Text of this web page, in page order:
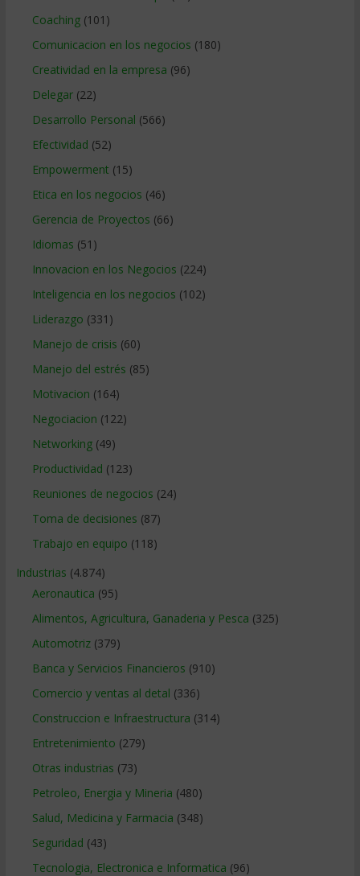
Coaching(101)
Comunicacion en los negocios (180)
Creatividad en la empresa (96)
Delegar(22)
Desarrollo Personal (566)
Efectividad (52)
Empowerment (15)
Etica en los negocios (46)
Gerencia de Proyectos (66)
Idiomas (51)
Innovacion en los Negocios (224)
Inteligencia en los negocios (102)
Liderazgo (331)
Manejo de crisis (60)
Manejo del estrés (85)
Motivacion (164)
Negociacion (122)
Networking(49)
Productividad (123)
Reuniones de negocios (24)
Toma de decisiones (87)
Trabajo en equipo (118)
Industrias (4.874)
Aeronautica (95)
Alimentos, Agricultura, Ganaderia y Pesca (325)
Automotriz(379)
Banca y Servicios Financieros (910)
Comercio y ventas al detal (336)
Construccion e Infraestructura (314)
Entretenimiento (279)
Otras industrias (73)
Petroleo, Energia y Mineria (480)
Salud, Medicina y Farmacia (348)
Seguridad (43)
Tecnologia, Electronica e Informatica (96)